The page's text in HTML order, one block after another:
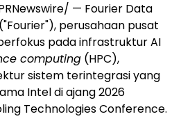
— Fourier Data
perusahaan pusat
pada infrastruktur AI
computing (HPC),
sistem terintegrasi yang
Intel di ajang 2026
Technologies Conference.